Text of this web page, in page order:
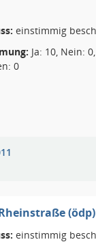
einstimmig
Ja: 10, Nein:
0
(ödp)
einstimmig